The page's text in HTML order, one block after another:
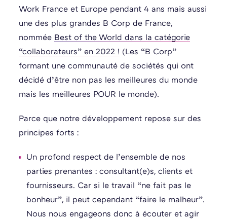
Work France et Europe pendant 4 ans mais aussi
une des plus grandes B Corp de France,
nommée Best of the World dans la catégorie
“collaborateurs” en 2022 ! (Les “B Corp”
formant une communauté de sociétés qui ont
décidé d’être non pas les meilleures du monde
mais les meilleures POUR le monde).
Parce que notre développement repose sur des
principes forts :
Un profond respect de l’ensemble de nos
parties prenantes : consultant(e)s, clients et
fournisseurs. Car si le travail “ne fait pas le
bonheur”, il peut cependant “faire le malheur”.
Nous nous engageons donc à écouter et agir